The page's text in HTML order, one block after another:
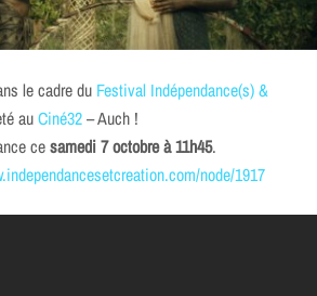
le cadre du Festival Indépendance(s) &
auCiné32– Auch !
cesamedi 7 octobre à 11h45.
node/1917